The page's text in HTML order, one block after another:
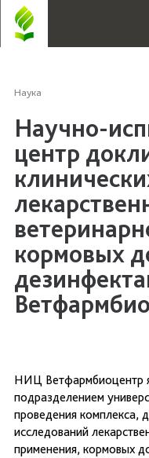
Наука
Научно-
центр
кормовых
НИЦ Ветфармбиоцентр
подразделением
проведения комплекса,
исследований
применения, кормовых